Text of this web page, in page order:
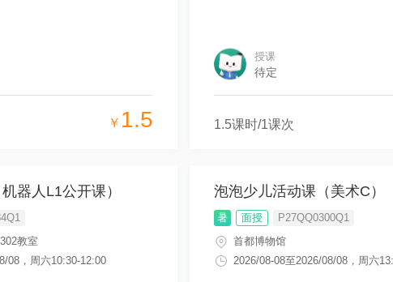
￥ 1.5
授课
待定
1.5课时/1课次
器人L1公开课）
教室
08 ， 周六10:30-12:00
泡泡少儿活动课（美术C）
暑 面授
P27QQ0300Q1
首都博物馆
2026/08-08至2026/08/08 ， 周六